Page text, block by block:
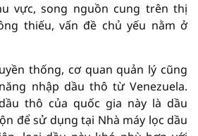
vực, song nguồn cung trên thị
thiếu, vấn đề chủ yếu nằm ở
thống, cơ quan quản lý cũng
nhập dầu thô từ Venezuela.
thô của quốc gia này là dầu
để sử dụng tại Nhà máy lọc dầu